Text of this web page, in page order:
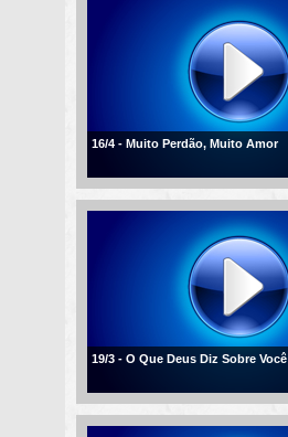
16/4 - Muito Perdão, Muito Amor
19/3 - O Que Deus Diz Sobre Você